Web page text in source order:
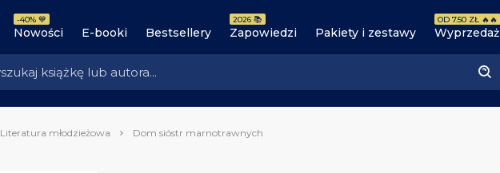
Nowości
-40% 💙
E-booki Bestsellery Zapowiedzi
2026 📚
Pakiety i zestawy Wyprzedaż
OD 7.50 ZŁ 🔥🔥
Literatura młodzieżowa Dom sióstr marnotrawnych